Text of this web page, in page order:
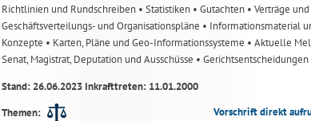
Richtlinien und Rundschreiben • Statistiken • Gutachten • Verträge
Geschäftsverteilungs- und Organisationspläne • Informationsmaterial
Konzepte • Karten, Pläne und Geo-Informationssysteme • Aktuelle
Senat, Magistrat, Deputation und Ausschüsse • Gerichtsentscheidungen
Stand: 26.06.2023 Inkrafttreten: 11.01.2000
Themen:
Vorschrift direkt